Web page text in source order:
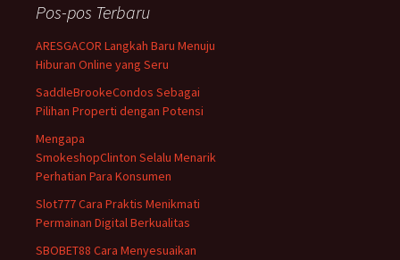
n
u
k
:
Pos-pos Terbaru
ARESGACOR Langkah Baru Menuju
Hiburan Online yang Seru
SaddleBrookeCondos Sebagai
Pilihan Properti dengan Potensi
Mengapa
SmokeshopClinton Selalu Menarik
Perhatian Para Konsumen
Slot777 Cara Praktis Menikmati
Permainan Digital Berkualitas
SBOBET88 Cara Menyesuaikan